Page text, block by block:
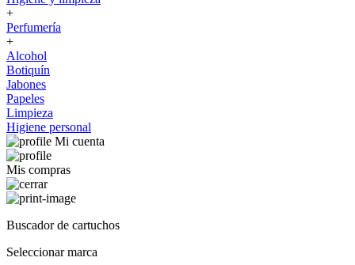
+
Perfumería
+
Alcohol
Botiquín
Jabones
Papeles
Limpieza
Higiene personal
Mi cuenta
Mis compras
Buscador de cartuchos
Seleccionar marca